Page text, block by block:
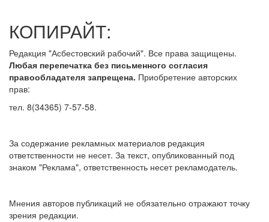
КОПИРАЙТ:
Редакция "Асбестовский рабочий". Все права защищены.
Любая перепечатка без письменного согласия
правообладателя запрещена. Приобретение авторских
прав:
тел. 8(34365) 7-57-58.
За содержание рекламных материалов редакция
ответственности не несет. За текст, опубликованный под
знаком "Реклама", ответственность несет рекламодатель.
Мнения авторов публикаций не обязательно отражают точку
зрения редакции.